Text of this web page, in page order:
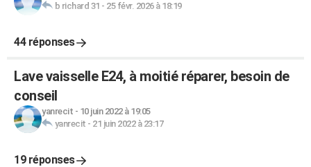
b richard 31 - 25 févr. 2026 à 18:19
44 réponses
Lave vaisselle E24, à moitié réparer, besoin de
conseil
yanrecit - 10 juin 2022 à 19:05
yanrecit - 21 juin 2022 à 23:17
19 réponses